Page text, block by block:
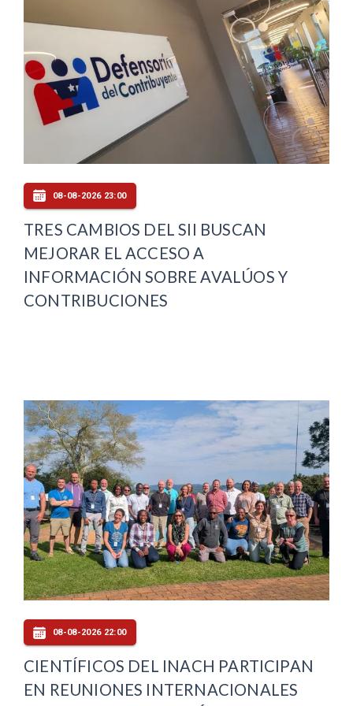
08-08-2026 23:00
TRES CAMBIOS DEL SII BUSCAN
MEJORAR EL ACCESO A
INFORMACIÓN SOBRE AVALÚOS Y
CONTRIBUCIONES
08-08-2026 22:00
CIENTÍFICOS DEL INACH PARTICIPAN
EN REUNIONES INTERNACIONALES